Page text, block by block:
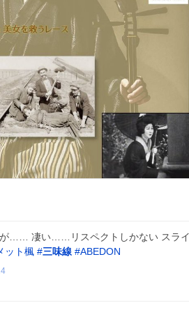
が…… 凄い……リスペクトしかない スラ
ット楓 #三味線 #ABEDON